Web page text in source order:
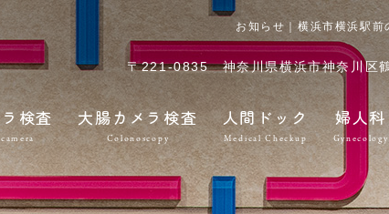
お知らせ｜横浜市横浜駅
〒221-0835 神奈川県横浜市神奈川区
検査 大腸カメラ検査
Colonoscopy
人間ドック
Medical Checkup
婦人科
Gynecology